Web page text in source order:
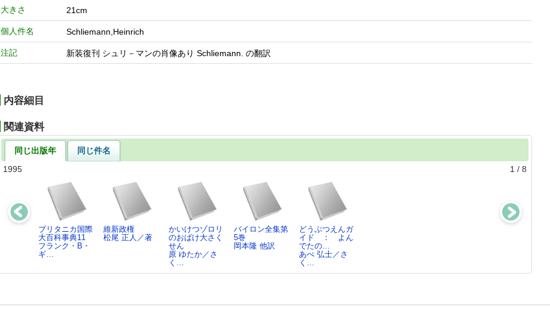
大きさ 21cm
個人件名 Schliemann,Heinrich
注記 新装復刊 シュリ－マンの肖像あり Schliemann. の翻訳
内容細目
関連資料
同じ出版年
同じ件名
1995
1 / 8
ブリタニカ国際
大百科事典11
フランク・B・
ギ…
維新政権
松尾 正人／著
かいけつゾロリ
のおばけ大さく
せん
原 ゆたか／さ
く…
バイロン全集第
5巻
岡本隆 他訳
どうぶつえんガ
イド ： よん
でたの…
あべ 弘士／さ
く…